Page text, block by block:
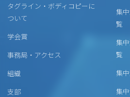
タグライン・ボディコピーに
ついて
学会賞
事務局・アクセス
組織
支部
集
覧
集
覧
集
集